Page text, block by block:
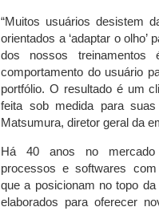
“Muitos usuários desistem
orientados a ‘adaptar o
dos nossos treinamentos
comportamento do usuário
portfólio. O resultado é um
feita sob medida para suas
Matsumura, diretor geral da
Há 40 anos no mercado
processos e softwares
que a posicionam no topo
elaborados para oferecer